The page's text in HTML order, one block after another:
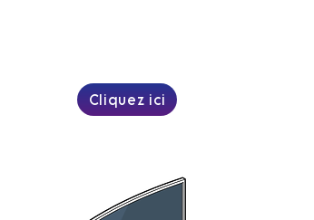
Cliquez ici